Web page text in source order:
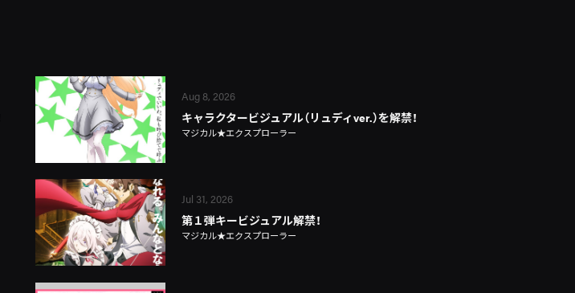
Aug 8, 2026
キャラクタービジュアル（リュディver.）を解禁！
マジカル★エクスプローラー
Jul 31, 2026
第１弾キービジュアル解禁！
マジカル★エクスプローラー